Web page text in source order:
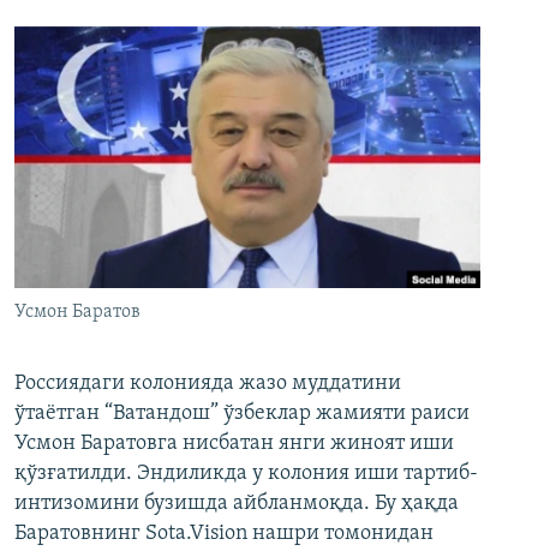
Усмон Баратов
Россиядаги колонияда жазо муддатини
ўтаётган “Ватандош” ўзбеклар жамияти раиси
Усмон Баратовга нисбатан янги жиноят иши
қўзғатилди. Эндиликда у колония иши тартиб-
интизомини бузишда айбланмоқда. Бу ҳақда
Баратовнинг Sota.Vision нашри томонидан